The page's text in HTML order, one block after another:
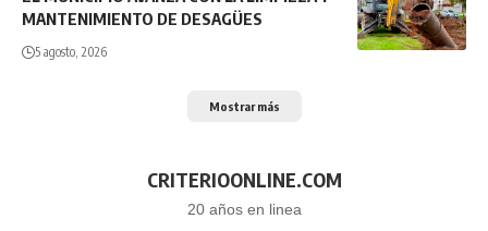
MANTENIMIENTO DE DESAGÜES
5 agosto, 2026
Mostrar más
CRITERIOONLINE.COM
20 años en linea